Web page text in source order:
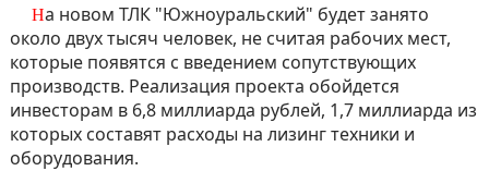
На новом ТЛК "Южноуральский" будет занято
около двух тысяч человек, не считая рабочих мест,
которые появятся с введением сопутствующих
производств. Реализация проекта обойдется
инвесторам в 6,8 миллиарда рублей, 1,7 миллиарда из
которых составят расходы на лизинг техники и
оборудования.